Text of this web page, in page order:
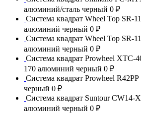
алюминий/сталь черный 0 ₽
Система квадрат Wheel Top SR-
алюминий черный 0 ₽
Система квадрат Wheel Top SR-
алюминий черный 0 ₽
Система квадрат Prowheel XTC-
170 алюминий черный 0 ₽
Система квадрат Prowheel
черный 0 ₽
Система квадрат Suntour CW14-
алюминий черный 0 ₽